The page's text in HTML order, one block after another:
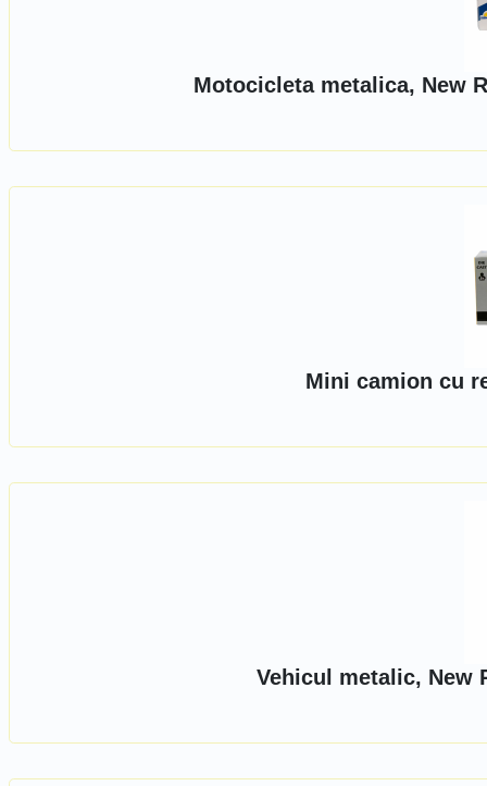
Motocicleta metalica, New
Mini camion cu
Vehicul metalic, New